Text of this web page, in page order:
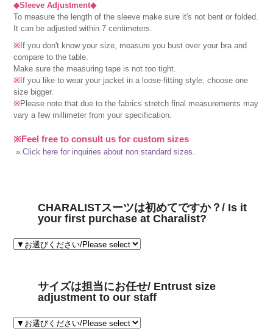
◆Sleeve Adjustment◆
To measure the length of the sleeve make sure it's not bent or folded.
It can be adjusted within 7 centimeters.
※ If you don't know your size, measure you bust over your bra and
compare to the table.
Make sure the measuring tape is not too tight.
※ If you like to wear your jacket in a loose-fitting style, choose one
size bigger.
※Please note that due to the fabrics stretch final measurements may
vary a few millimeter from your specification.
※Feel free to consult us for custom sizes
» Click here for inquiries about non standard sizes.
CHARALISTスーツは初めてですか？/ Is it
your first purchase at Charalist?
サイズは担当にお任せ/ Entrust size
adjustment to our staff